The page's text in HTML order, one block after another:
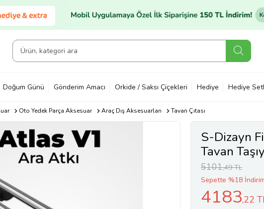
Doğum Günü Gönderim Amacı Orkide / Saksı Çiçekleri Hediye Hediye
Oto Yedek Parça Aksesuar Araç Dış Aksesuarları Tavan Çıtası
S-Dizayn
Tavan
A+ Kalite
5101,49 TL
Sepette %18
4183,22